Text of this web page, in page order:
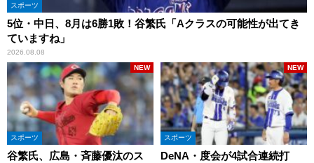
スポーツ
5位・中日、8月は6勝1敗！谷繁氏「Aクラスの可能性が出てき
ていますね」
2026.08.08
スポーツ
谷繁氏、広島・斉藤優汰のス
NEW
スポーツ
DeNA・度会が4試合連続打
NEW